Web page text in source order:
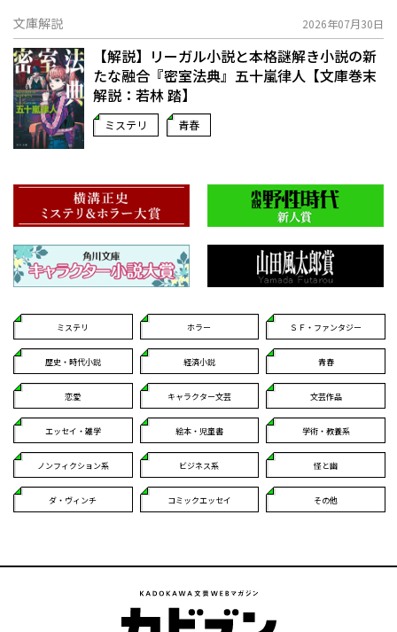
文庫解説 2026年07月30日
【解説】リーガル小説と本格謎解き小説の新
たな融合――『密室法典』五十嵐律人【文庫巻末
解説：若林 踏】
ミステリ 青春
ミステリ ホラー ＳＦ・ファンタジー
歴史・時代小説 経済小説 青春
恋愛 キャラクター文芸 文芸作品
エッセイ・雑学 絵本・児童書 学術・教養系
ノンフィクション系 ビジネス系 怪と幽
ダ・ヴィンチ コミックエッセイ その他